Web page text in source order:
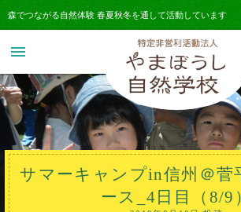
森でつながる自然体験 春夏秋冬を通して活動しています
menu
サマーキャンプin信州＠菅
ース_4日目（8/9